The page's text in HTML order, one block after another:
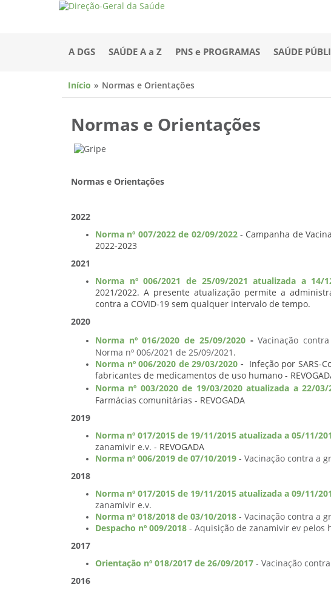
A DGS SAÚDE A a Z PNS e PROGRAMAS SAÚDE
Início Normas e Orientações
Normas e Orientações
Normas e Orientações
2022
Norma nº 007/2022 de 02/09/2022- Campanha de
2022-2023
2021
Norma nº 006/2021 de 25/09/2021 atualizada a 14/
2021/2022. A presente atualização permite a
contra a COVID-19 sem qualquer intervalo de tempo.
2020
Norma nº 016/2020 de 25/09/2020-Vacinação
Norma nº 006/2021 de 25/09/2021.
Norma nº 006/2020 de 29/03/2020 -
Infeção por SARS-
fabricantes de medicamentos de uso humano -
Norma nº 003/2020 de 19/03/2020 atualizada a 22/03/
Farmácias comunitárias - REVOGADA
2019
Norma nº 017/2015 de 19/11/2015 atualizada a 05/11/
zanamivir e.v. - REVOGADA
Norma nº 006/2019 de 07/10/2019 - Vacinação contra a
2018
Norma nº 017/2015 de 19/11/2015 atualizada a 09/11/
zanamivir e.v.
Norma nº 018/2018 de 03/10/2018 - Vacinação contra a
Despacho nº 009/2018 - Aquisição de zanamivir ev pelos
2017
Orientação nº 018/2017 de 26/09/2017 - Vacinação
2016